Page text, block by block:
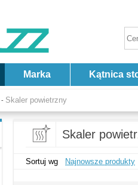
Marka Kątnica
- Skaler powietrzny
Skaler
Sortuj wg Najnowsze produkty